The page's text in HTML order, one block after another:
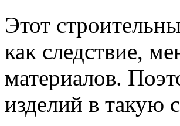
Этот
как следствие,
материалов.
изделий в такую